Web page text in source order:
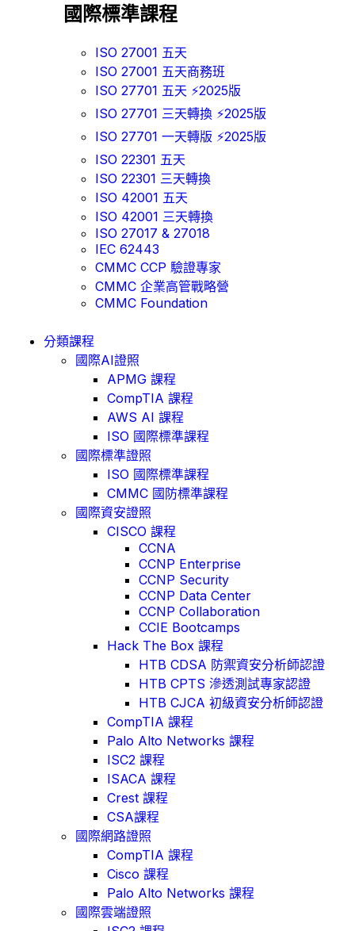
國際標準課程
ISO 27001 五天
ISO 27001 五天商務班
ISO 27701 五天 ⚡2025版
ISO 27701 三天轉換 ⚡2025版
ISO 27701 一天轉版 ⚡2025版
ISO 22301 五天
ISO 22301 三天轉換
ISO 42001 五天
ISO 42001 三天轉換
ISO 27017 & 27018
IEC 62443
CMMC CCP 驗證專家
CMMC 企業高管戰略營
CMMC Foundation
分類課程
國際AI證照
APMG 課程
CompTIA 課程
AWS AI 課程
ISO 國際標準課程
國際標準證照
ISO 國際標準課程
CMMC 國防標準課程
國際資安證照
CISCO 課程
CCNA
CCNP Enterprise
CCNP Security
CCNP Data Center
CCNP Collaboration
CCIE Bootcamps
Hack The Box 課程
HTB CDSA 防禦資安分析師認證
HTB CPTS 滲透測試專家認證
HTB CJCA 初級資安分析師認證
CompTIA 課程
Palo Alto Networks 課程
ISC2 課程
ISACA 課程
Crest 課程
CSA課程
國際網路證照
CompTIA 課程
Cisco 課程
Palo Alto Networks 課程
國際雲端證照